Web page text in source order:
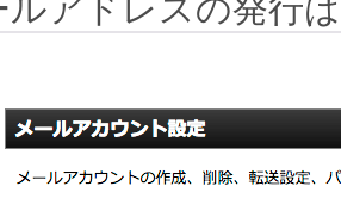
ルアドレスの発行